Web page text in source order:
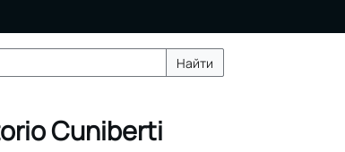
Найти
Cuniberti